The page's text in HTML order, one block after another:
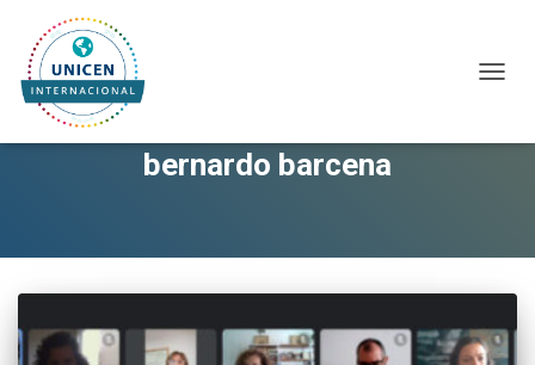
bernardo barcena